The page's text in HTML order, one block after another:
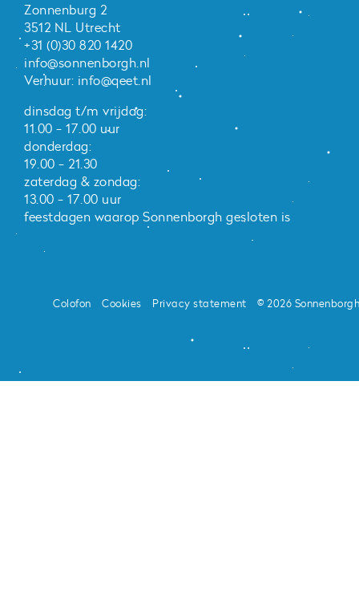
Zonnenburg 2
3512 NL Utrecht
+31 (0)30 820 1420
info@sonnenborgh.nl
Verhuur: info@qeet.nl
dinsdag t/m vrijdag:
11.00 - 17.00 uur
donderdag:
19.00 - 21.30
zaterdag & zondag:
13.00 - 17.00 uur
feestdagen waarop Sonnenborgh gesloten is
Colofon Cookies Privacy statement © 2026 Sonnenborgh